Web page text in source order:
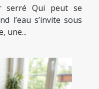
serré Qui peut se
l’eau s’invite sous
une...